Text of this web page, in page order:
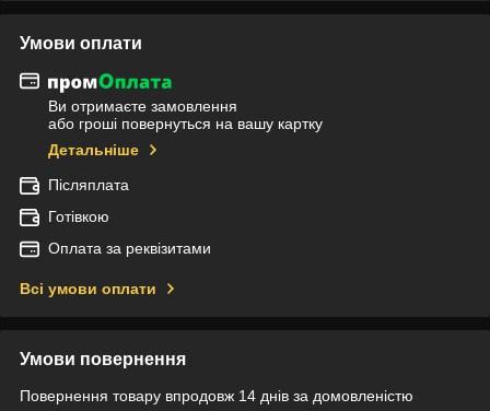
Умови оплати
Ви отримаєте замовлення
або гроші повернуться на вашу картку
Детальніше
Післяплата
Готівкою
Оплата за реквізитами
Всі умови оплати
Умови повернення
Повернення товару впродовж 14 днів за домовленістю